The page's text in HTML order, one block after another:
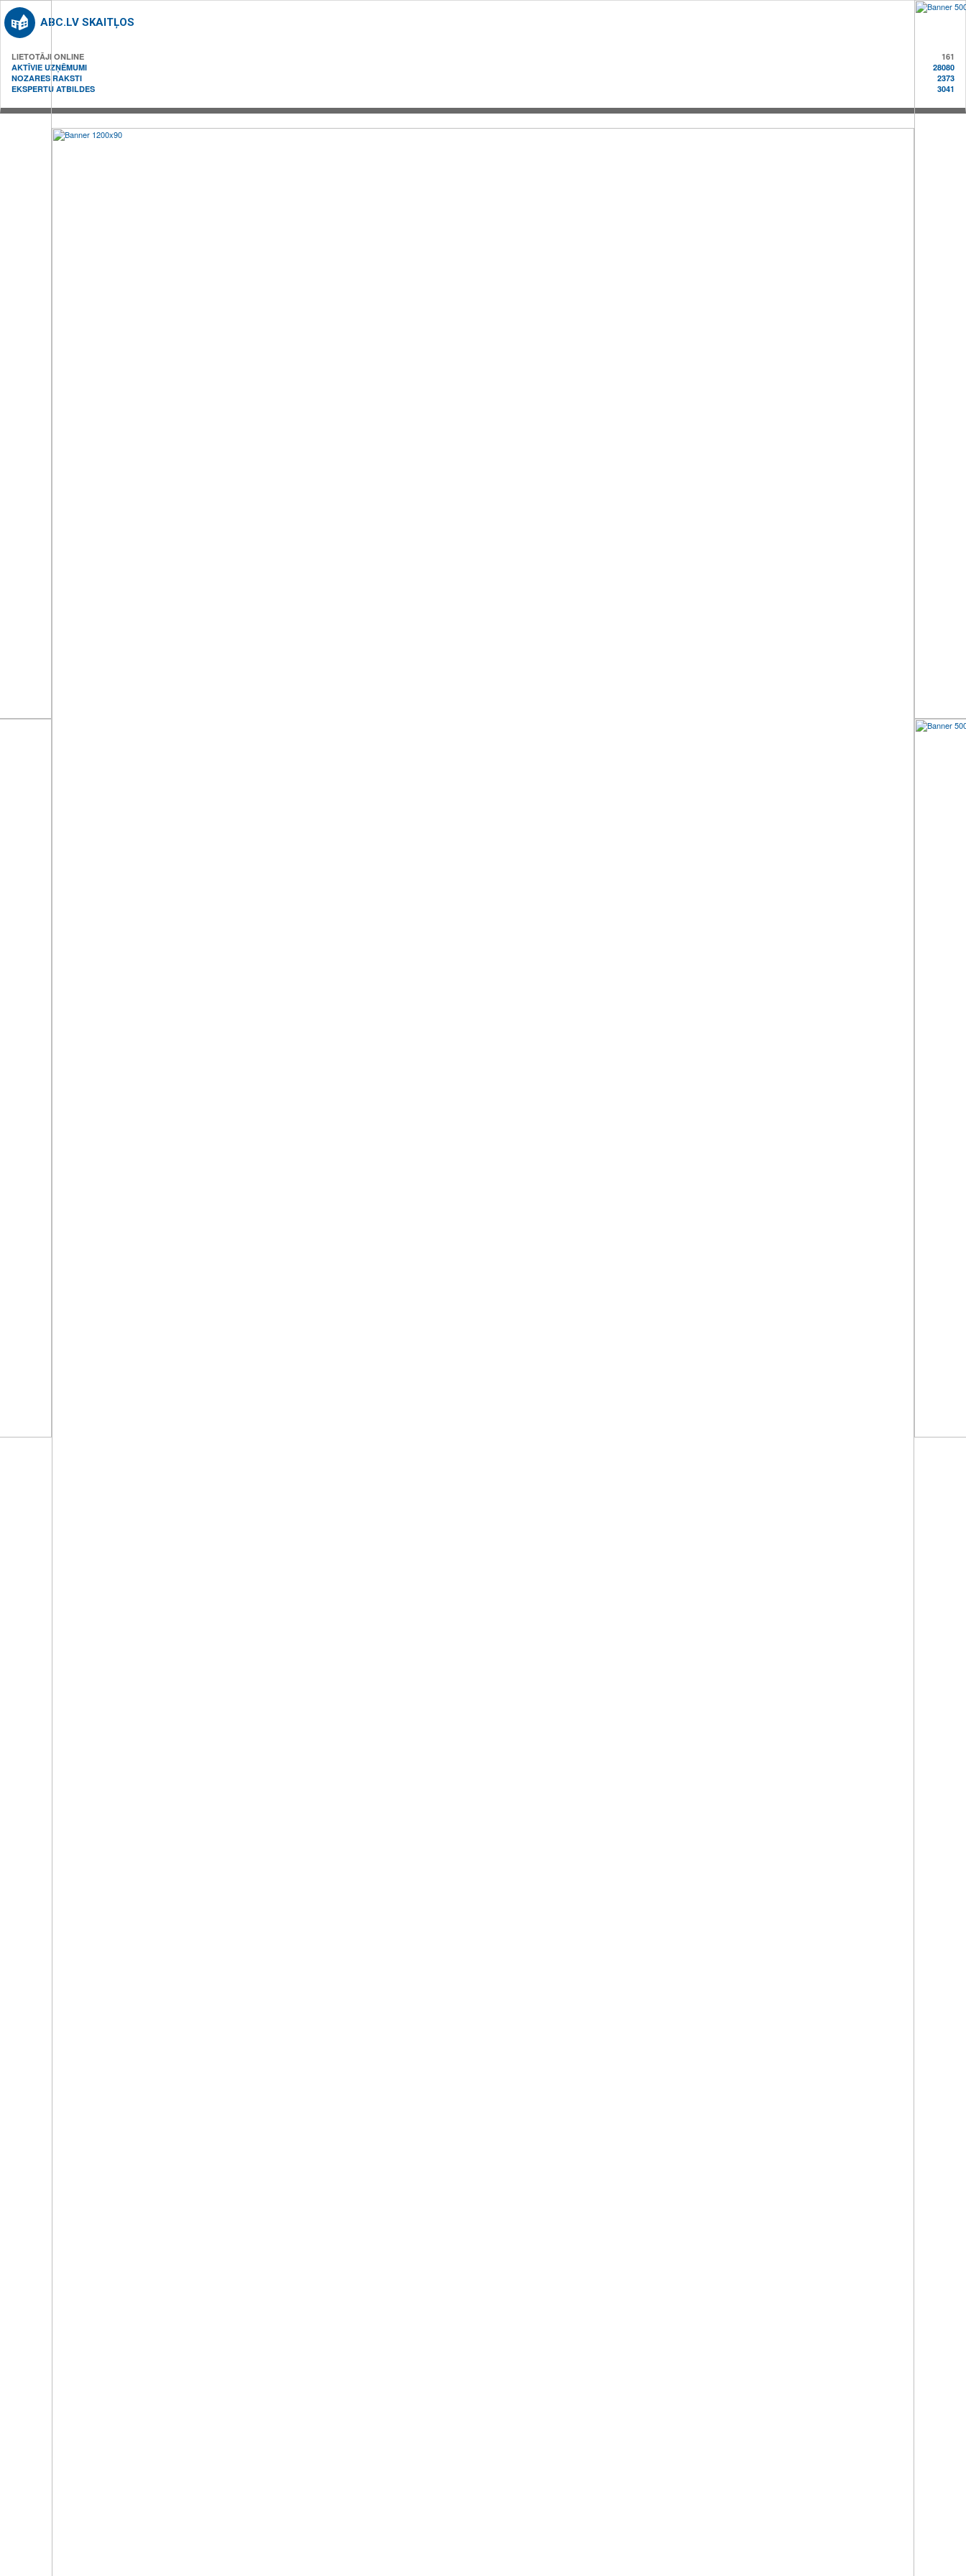
ABC.LV SKAITĻOS
LIETOTĀJI ONLINE
161
AKTĪVIE UZŅĒMUMI
28080
NOZARES RAKSTI
2373
EKSPERTU ATBILDES
3041